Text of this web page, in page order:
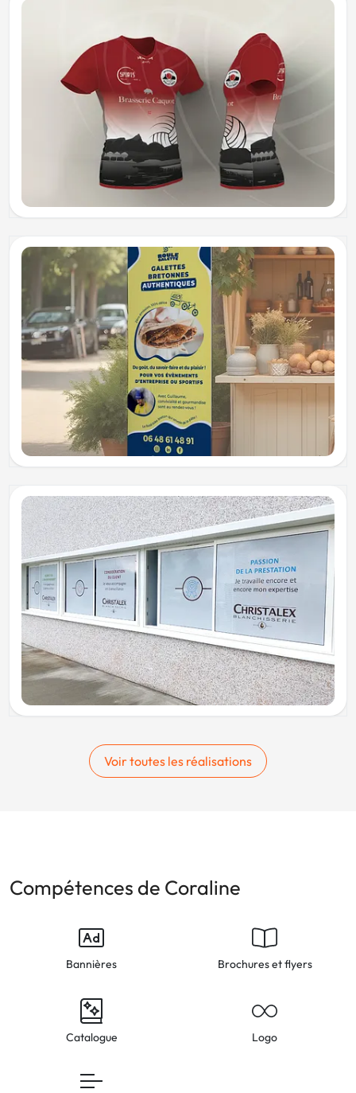
Voir toutes les réalisations
Compétences de Coraline
Bannières Brochures et flyers
Catalogue Logo